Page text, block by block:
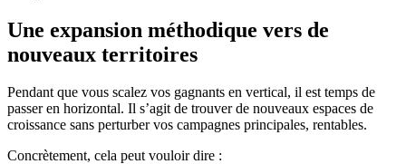
Une expansion méthodique vers de
nouveaux territoires
Pendant que vous scalez vos gagnants en vertical, il est temps de
passer en horizontal. Il s’agit de trouver de nouveaux espaces de
croissance sans perturber vos campagnes principales, rentables.
Concrètement, cela peut vouloir dire :